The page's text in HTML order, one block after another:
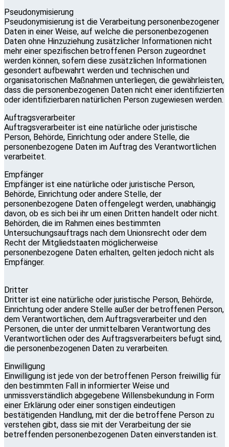
Pseudonymisierung
Pseudonymisierung ist die Verarbeitung personenbezogener
Daten in einer Weise, auf welche die personenbezogenen
Daten ohne Hinzuziehung zusätzlicher Informationen nicht
mehr einer spezifischen betroffenen Person zugeordnet
werden können, sofern diese zusätzlichen Informationen
gesondert aufbewahrt werden und technischen und
organisatorischen Maßnahmen unterliegen, die gewährleisten,
dass die personenbezogenen Daten nicht einer identifizierten
oder identifizierbaren natürlichen Person zugewiesen werden.
Auftragsverarbeiter
Auftragsverarbeiter ist eine natürliche oder juristische
Person, Behörde, Einrichtung oder andere Stelle, die
personenbezogene Daten im Auftrag des Verantwortlichen
verarbeitet.
Empfänger
Empfänger ist eine natürliche oder juristische Person,
Behörde, Einrichtung oder andere Stelle, der
personenbezogene Daten offengelegt werden, unabhängig
davon, ob es sich bei ihr um einen Dritten handelt oder nicht.
Behörden, die im Rahmen eines bestimmten
Untersuchungsauftrags nach dem Unionsrecht oder dem
Recht der Mitgliedstaaten möglicherweise
personenbezogene Daten erhalten, gelten jedoch nicht als
Empfänger.
Dritter
Dritter ist eine natürliche oder juristische Person, Behörde,
Einrichtung oder andere Stelle außer der betroffenen Person,
dem Verantwortlichen, dem Auftragsverarbeiter und den
Personen, die unter der unmittelbaren Verantwortung des
Verantwortlichen oder des Auftragsverarbeiters befugt sind,
die personenbezogenen Daten zu verarbeiten.
Einwilligung
Einwilligung ist jede von der betroffenen Person freiwillig für
den bestimmten Fall in informierter Weise und
unmissverständlich abgegebene Willensbekundung in Form
einer Erklärung oder einer sonstigen eindeutigen
bestätigenden Handlung, mit der die betroffene Person zu
verstehen gibt, dass sie mit der Verarbeitung der sie
betreffenden personenbezogenen Daten einverstanden ist.